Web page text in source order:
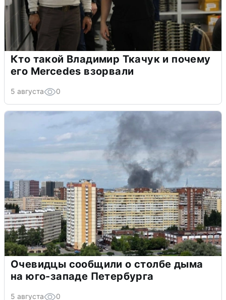
Кто такой Владимир Ткачук и почему
его Mercedes взорвали
5 августа 0
Очевидцы сообщили о столбе дыма
на юго-западе Петербурга
5 августа 0